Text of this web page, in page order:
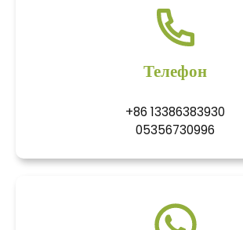
Телефон
+86 13386383930
05356730996